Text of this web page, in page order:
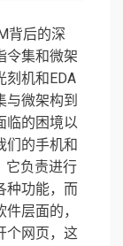
背后的深
令集和微架
刻机和EDA
与微架构到
临的困境以
们的手机和
它负责进行
种功能，而
层面的，
个网页，这